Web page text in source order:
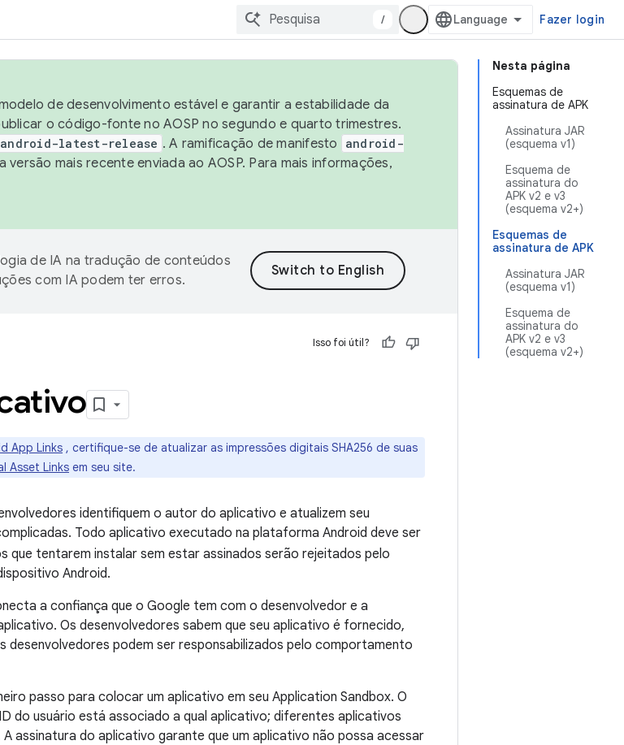
/ Fazer login
Nesta página
Esquemas de
assinatura de APK
Assinatura JAR
(esquema v1)
Esquema de
assinatura do
APK v2 e v3
(esquema v2+)
Esquemas de
assinatura de APK
Assinatura JAR
(esquema v1)
Esquema de
assinatura do
APK v2 e v3
(esquema v2+)
de desenvolvimento estável e garantir a estabilidade da
o código-fonte no AOSP no segundo e quarto trimestres.
android-latest-release . A ramificação de manifesto
android-
versão mais recente enviada ao AOSP. Para mais informações,
de IA na tradução de conteúdos
com IA podem ter erros.
Isso foi útil?
App Links , certifique-se de atualizar as impressões digitais SHA256 de suas
Asset Links em seu site.
identifiquem o autor do aplicativo e atualizem seu
Todo aplicativo executado na plataforma Android deve ser
que tentarem instalar sem estar assinados serão rejeitados pelo
Android.
a confiança que o Google tem com o desenvolvedor e a
Os desenvolvedores sabem que seu aplicativo é fornecido,
desenvolvedores podem ser responsabilizados pelo comportamento
passo para colocar um aplicativo em seu Application Sandbox. O
do usuário está associado a qual aplicativo; diferentes aplicativos
assinatura do aplicativo garante que um aplicativo não possa acessar